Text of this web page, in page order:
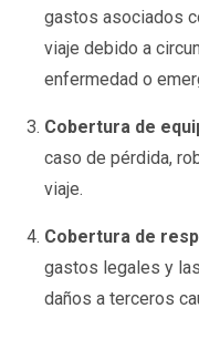
gastos asociados
viaje debido a
enfermedad o
Cobertura de
caso de pérdida,
viaje.
Cobertura de
gastos legales y
daños a terceros